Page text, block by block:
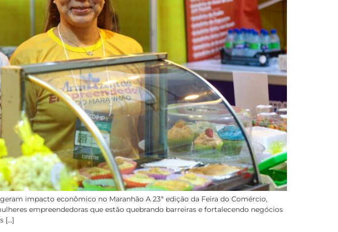
impacto econômico no Maranhão A 23ª edição da Feira do Comércio,
empreendedoras que estão quebrando barreiras e fortalecendo negócios
[…]